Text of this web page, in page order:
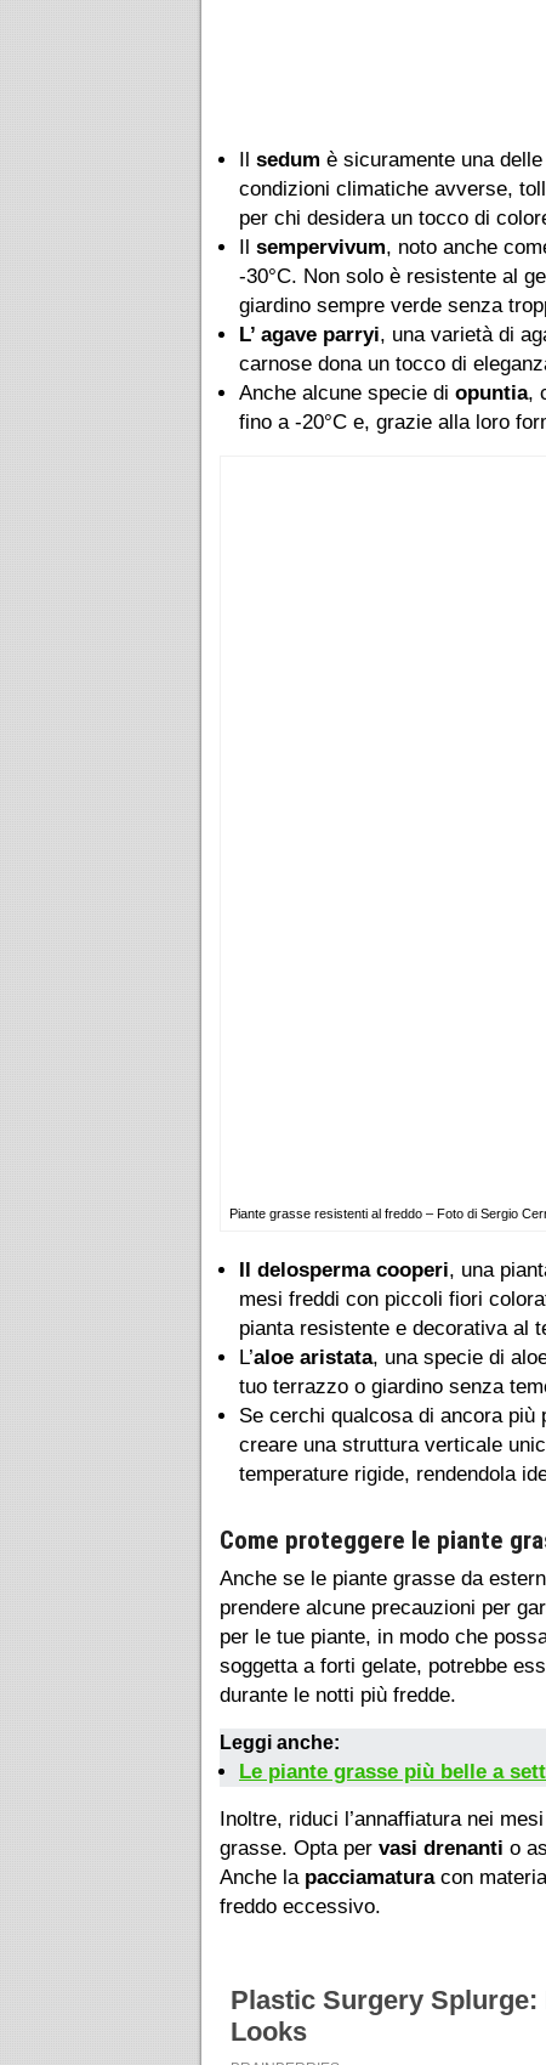
Il sedum è sicuramente una
condizioni climatiche avverse,
per chi desidera un tocco di
Il sempervivum, noto anche
-30°C. Non solo è resistente al
giardino sempre verde senza
L’ agave parryi, una varietà di
carnose dona un tocco di
Anche alcune specie di opuntia,
fino a -20°C e, grazie alla loro
Piante grasse resistenti al freddo – Foto di Sergio
Il delosperma cooperi, una
mesi freddi con piccoli fiori
pianta resistente e decorativa al
L’aloe aristata, una specie di
tuo terrazzo o giardino senza
Se cerchi qualcosa di ancora più
creare una struttura verticale
temperature rigide, rendendola
Come proteggere le piante
Anche se le piante grasse da
prendere alcune precauzioni per
per le tue piante, in modo che
soggetta a forti gelate, potrebbe
durante le notti più fredde.
Leggi anche:
Le piante grasse più belle a
Inoltre, riduci l’annaffiatura nei
grasse. Opta per vasi drenanti o
Anche la pacciamaturacon
freddo eccessivo.